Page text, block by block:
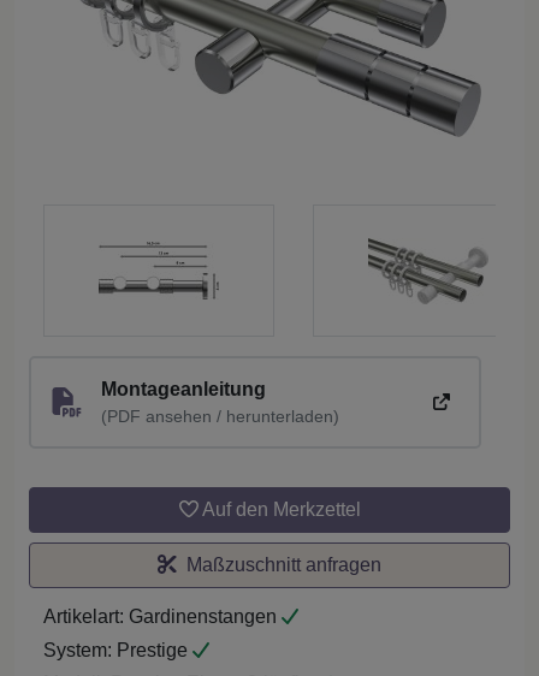
Montageanleitung
(PDF ansehen / herunterladen)
Auf den Merkzettel
Maßzuschnitt anfragen
Artikelart: Gardinenstangen
System: Prestige